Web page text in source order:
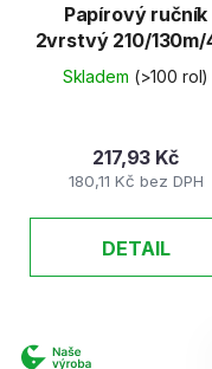
Papírový ručník
2vrstvý 210/130m/40,
celulóza - Autocut
Skladem (>100 rol)
180,11 Kč bez DPH
217,93 Kč
DETAIL